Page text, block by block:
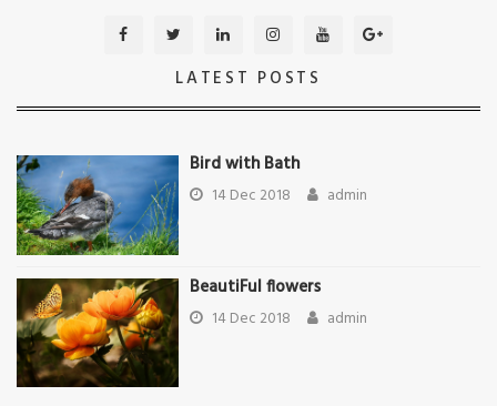
LATEST POSTS
Bird with Bath
14 Dec 2018 admin
BeautiFul flowers
14 Dec 2018 admin